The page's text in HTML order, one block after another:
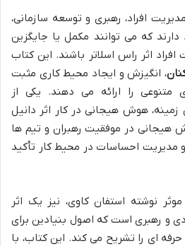
افراد، رهبری و توسعه سازمانی،
که می توانند مکمل یا جایگزین
اثر راس اسلاتر باشند. این کتاب
، انگیزش و ایجاد محیط کاری مثبت
متنوعی را ارائه می دهند. یکی از
هوش هیجانی در کار اثر دانیل
در موفقیت رهبران و تیم ها
مدیریت احساسات در محیط کار تأکید
نوشته استفان کاوی، نیز یک اثر
و رهبری است که اصول بنیادین برای
ای را تشریح می کند. این کتاب، با